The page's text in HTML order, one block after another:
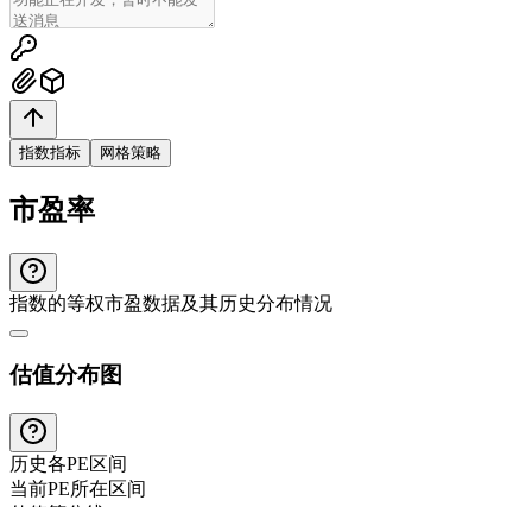
指数指标 网格策略
市盈率
指数的等权市盈数据及其历史分布情况
估值分布图
历史各PE区间
当前PE所在区间